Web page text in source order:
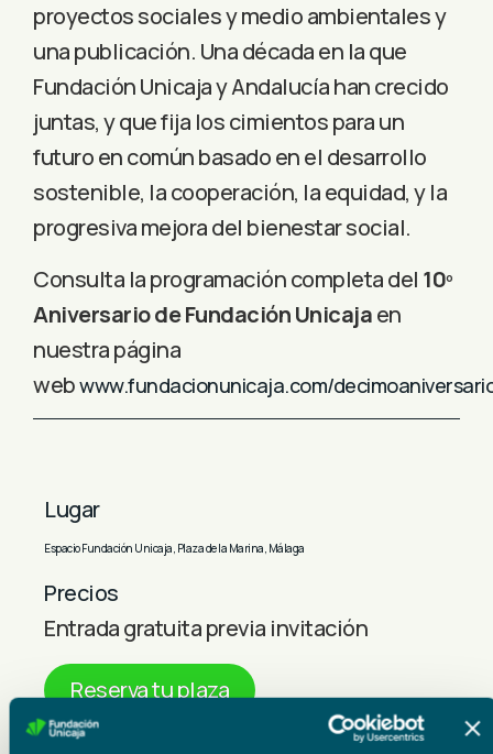
proyectos sociales y medio ambientales y
una publicación. Una década en la que
Fundación Unicaja y Andalucía han crecido
juntas, y que fija los cimientos para un
futuro en común basado en el desarrollo
sostenible, la cooperación, la equidad, y la
progresiva mejora del bienestar social.
Consulta la programación completa del 10º
Aniversario de Fundación Unicajaen
nuestra página
webwww.fundacionunicaja.com/
Lugar
Espacio Fundación Unicaja, Plaza de la Marina, Málaga
Precios
Entrada gratuita previa invitación
Reserva tu plaza